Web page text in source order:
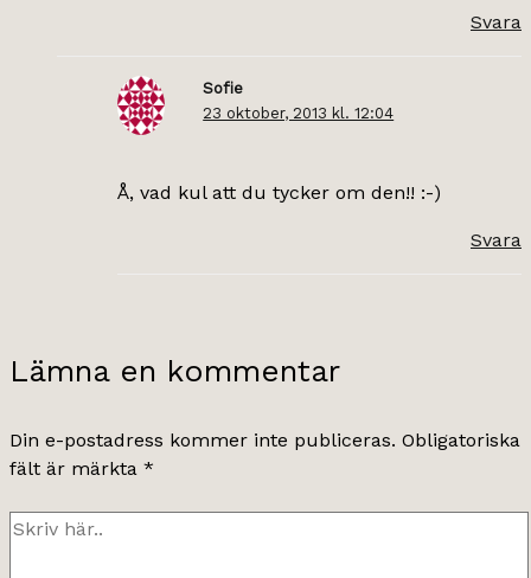
Svara
Sofie
23 oktober, 2013 kl. 12:04
Å, vad kul att du tycker om den!! :-)
Svara
Lämna en kommentar
Din e-postadress kommer inte publiceras. Obligatoriska
fält är märkta *
Skriv